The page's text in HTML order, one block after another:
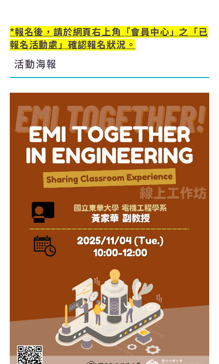
*報名後，請於網頁右上角「會員中心」之「已
報名活動處」確認報名狀況。
活動海報